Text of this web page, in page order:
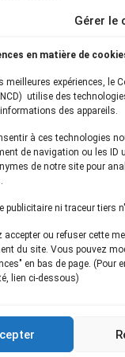
Gérer le
en matière de
meilleures expériences, le
utilise des
des appareils.
à ces technologies
de navigation ou les
de notre site pour
publicitaire ni traceur tiers
accepter ou refuser cette
du site. Vous pouvez
en bas de page. (Pour
lien ci-dessous)
vous à
les dernières